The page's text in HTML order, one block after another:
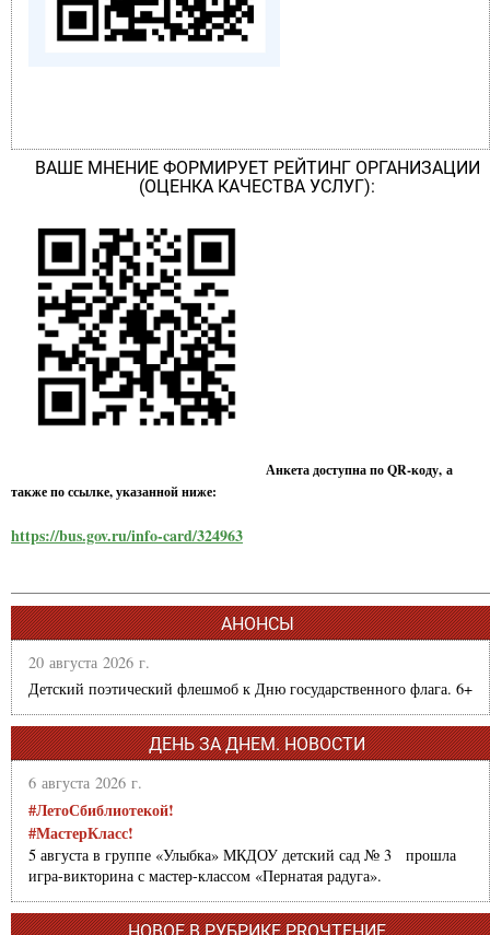
ВАШЕ МНЕНИЕ ФОРМИРУЕТ РЕЙТИНГ ОРГАНИЗАЦИИ
(ОЦЕНКА КАЧЕСТВА УСЛУГ):
Анкета доступна по QR-коду, а
также по ссылке, указанной ниже:
https://bus.gov.ru/info-card/324963
АНОНСЫ
20 августа 2026 г.
Детский поэтический флешмоб к Дню государственного флага. 6+
ДЕНЬ ЗА ДНЕМ. НОВОСТИ
6 августа 2026 г.
#ЛетоСбиблиотекой!
#МастерКласс!
5 августа в группе «Улыбка» МКДОУ детский сад № 3 прошла
игра-викторина с мастер-классом «Пернатая радуга».
НОВОЕ В РУБРИКЕ PROЧТЕНИЕ